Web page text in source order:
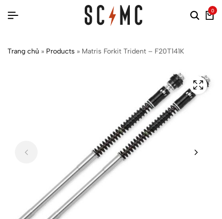
0
Trang chủ » Products » Matris Forkit Trident – F20T141K